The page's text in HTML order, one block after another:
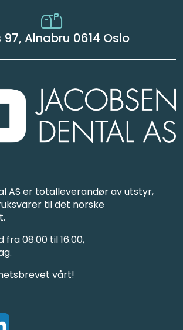
97, Alnabru 0614 Oslo
AS er totalleverandør av utstyr,
til det norske
fra 08.00 til 16.00,
vårt!